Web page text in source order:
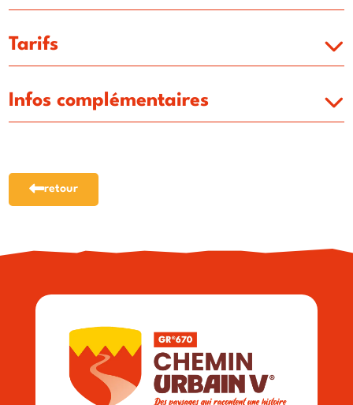
Tarifs
Infos complémentaires
retour